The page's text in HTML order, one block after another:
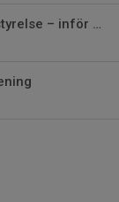
Möt kandidaterna till FoC Farstas styrelse – inför årsmötet 23 mars